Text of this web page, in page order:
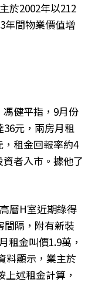
於2002年以212
年間物業價值增
健平指，9月份
元，兩房月租
租金回報率約4
者入市。據他了
層H室近期錄得
間隔，附有新裝
租金叫價1.9萬，
料顯示，業主於
述租金計算，